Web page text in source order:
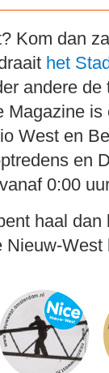
Kom dan
het
andere de
Magazine
West en
en
0:00
haal
West